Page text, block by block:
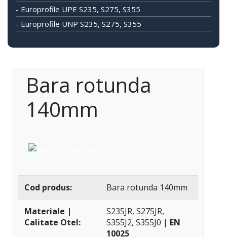
- Europrofile UPE S235, S275, S355
- Europrofile UNP S235, S275, S355
Bara rotunda
140mm
Cod produs: Bara rotunda 140mm
Materiale |
Calitate Otel:
S235JR, S275JR,
S355J2, S355J0 | EN
10025